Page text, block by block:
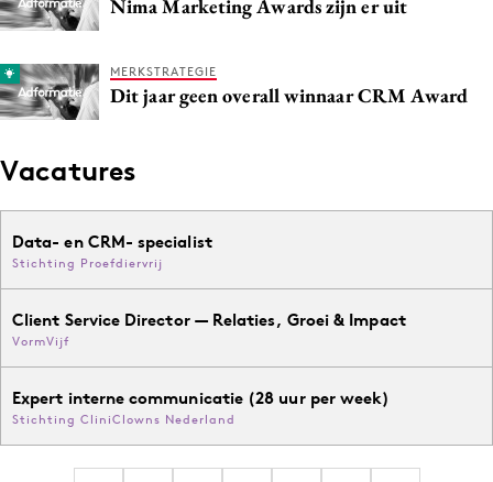
Nima Marketing Awards zijn er uit
MERKSTRATEGIE
Dit jaar geen overall winnaar CRM Award
Vacatures
Data- en CRM- specialist
Stichting Proefdiervrij
Client Service Director — Relaties, Groei & Impact
VormVijf
Expert interne communicatie (28 uur per week)
Stichting CliniClowns Nederland